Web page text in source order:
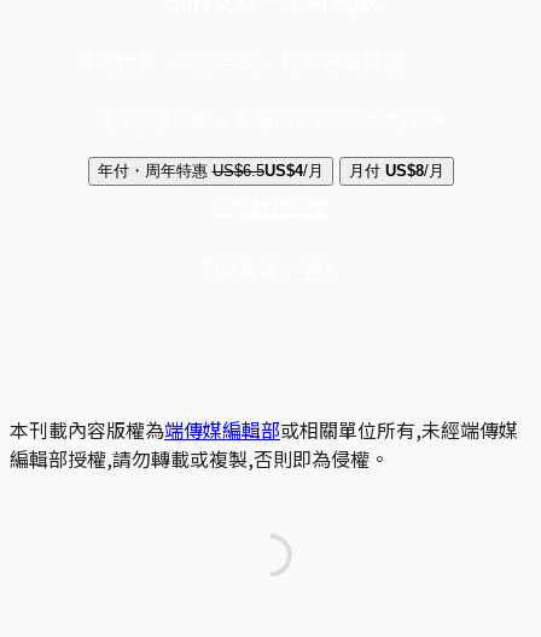
年付・周年特惠 US$6.5US$4/月 月付 US$8/月
本刊載內容版權為端傳媒編輯部或相關單位所有,未經端傳媒
編輯部授權,請勿轉載或複製,否則即為侵權。